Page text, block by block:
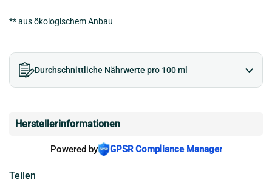
** aus ökologischem Anbau
Durchschnittliche Nährwerte pro 100 ml
Herstellerinformationen
Powered by GPSR Compliance Manager
Teilen